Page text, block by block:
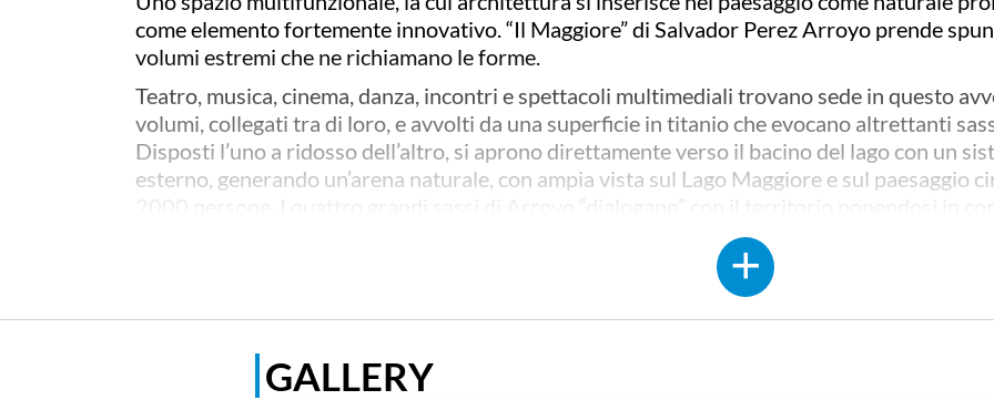
come elemento fortemente innovativo. “Il Maggiore” di Salvador Perez Arroyo prende
volumi estremi che ne richiamano le forme.
Teatro, musica, cinema, danza, incontri e spettacoli multimediali trovano sede in questo
volumi, collegati tra di loro, e avvolti da una superficie in titanio che evocano altrettanti
Disposti l’uno a ridosso dell’altro, si aprono direttamente verso il bacino del lago con un
esterno, generando un’arena naturale, con ampia vista sul Lago Maggiore e sul paesaggio
Il Maggiore è un complesso architettonico dal carattere contemporaneo, scultoreo e
una sala teatro da 560 posti, una sala più piccola da 120, un ampio ingresso, un grande
mobili, oltre a sale prova e un bar ristorante. Il sistema interno permette allestimenti
raccordare la sala teatro al foyer per definire uno spazio accessibile e multifunzionale in
Infine, un ampio palcoscenico, dotato di fossa orchestrale, permette anche di ospitare
GALLERY